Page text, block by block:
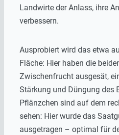
Landwirte der Anlass, ihre
verbessern.
Ausprobiert wird das etwa
Fläche: Hier haben die
Zwischenfrucht ausgesät,
Stärkung und Düngung des
Pflänzchen sind auf dem
sehen: Hier wurde das
ausgetragen – optimal für